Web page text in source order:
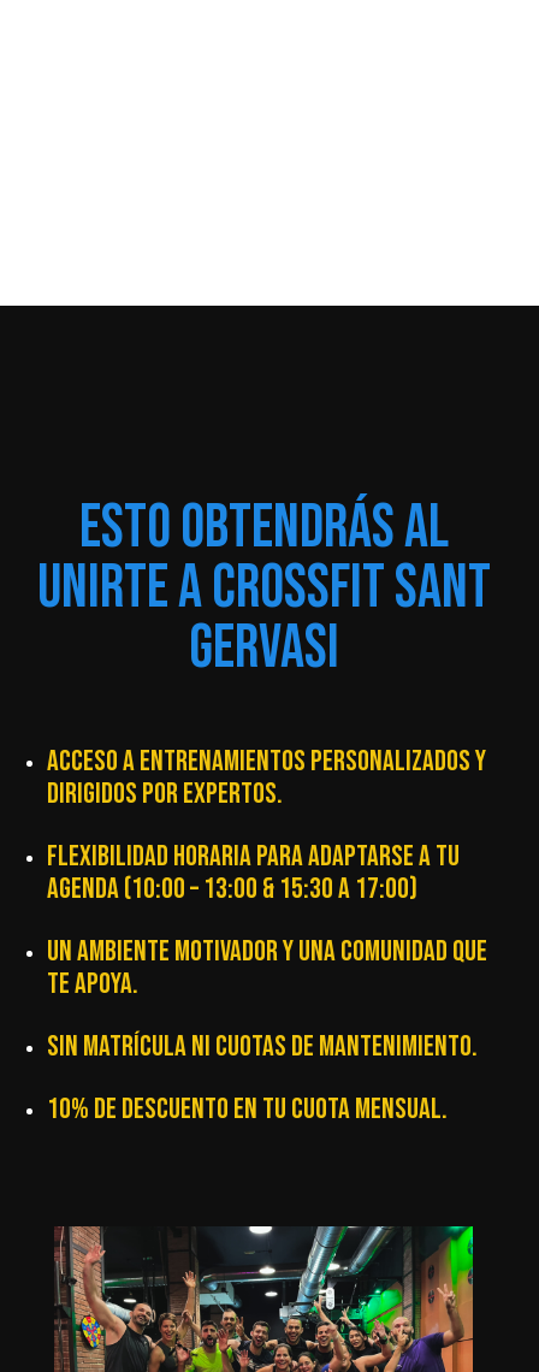
ESTO OBTENDRÁS AL
UNIRTE A CROSSFIT SANT
GERVASI
ACCESO A ENTRENAMIENTOS PERSONALIZADOS Y
DIRIGIDOS POR EXPERTOS.
FLEXIBILIDAD HORARIA PARA ADAPTARSE A TU
AGENDA (10:00 – 13:00 & 15:30 A 17:00)
UN AMBIENTE MOTIVADOR Y UNA COMUNIDAD QUE
TE APOYA.
SIN MATRÍCULA NI CUOTAS DE MANTENIMIENTO.
10% DE DESCUENTO EN TU CUOTA MENSUAL.